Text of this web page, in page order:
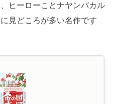
ヒーローことナヤンバカル
見どころが多い名作です